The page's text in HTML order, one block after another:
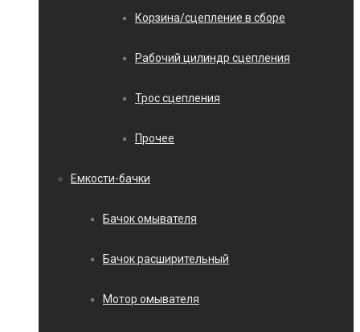
Корзина/сцепление в сборе
Рабочий цилиндр сцепления
Трос сцепления
Прочее
Емкости-бачки
Бачок омывателя
Бачок расширительный
Мотор омывателя